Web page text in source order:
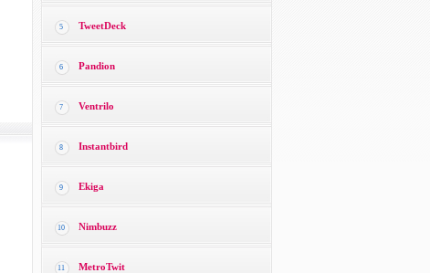
5 TweetDeck
6 Pandion
7 Ventrilo
8 Instantbird
9 Ekiga
10 Nimbuzz
11 MetroTwit